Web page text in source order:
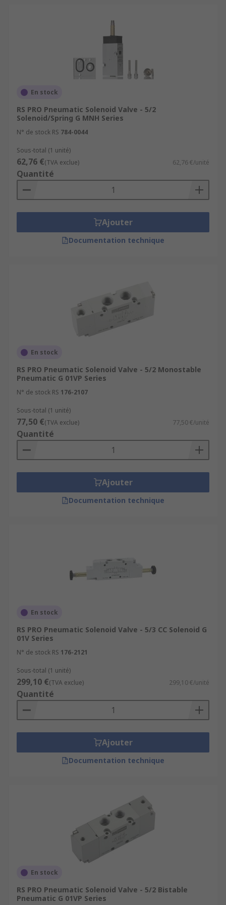
En stock
RS PRO Pneumatic Solenoid Valve - 5/2
Solenoid/Spring G MNH Series
N° de stock RS 784-0044
Sous-total (1 unité)
62,76 €(TVA exclue) 62,76 €/unité
Quantité
Ajouter
Documentation technique
En stock
RS PRO Pneumatic Solenoid Valve - 5/2 Monostable
Pneumatic G 01VP Series
N° de stock RS 176-2107
Sous-total (1 unité)
77,50 €(TVA exclue) 77,50 €/unité
Quantité
Ajouter
Documentation technique
En stock
RS PRO Pneumatic Solenoid Valve - 5/3 CC Solenoid G
01V Series
N° de stock RS 176-2121
Sous-total (1 unité)
299,10 €(TVA exclue) 299,10 €/unité
Quantité
Ajouter
Documentation technique
En stock
RS PRO Pneumatic Solenoid Valve - 5/2 Bistable
Pneumatic G 01VP Series